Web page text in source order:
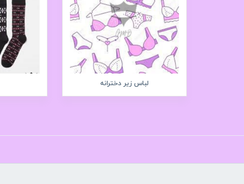
لباس زیر دخترانه